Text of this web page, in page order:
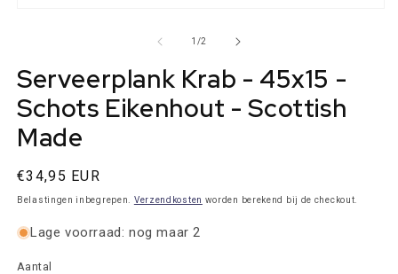
1 /van
2
Serveerplank Krab - 45x15 -
Schots Eikenhout - Scottish
Made
Normale
prijs
€34,95 EUR
Belastingen inbegrepen. Verzendkosten worden berekend bij de checkout.
Lage voorraad: nog maar 2
Aantal
Aantal